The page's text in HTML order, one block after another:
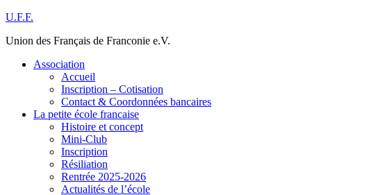
Skip
content
U.F.F.
Union des Français de Franconie e.V.
Association
Accueil
Inscription – Cotisation
Contact & Coordonnées bancaires
La petite école francaise
Histoire et concept
Mini-Club
Inscription
Résiliation
Rentrée 2025-2026
Actualités de l’école